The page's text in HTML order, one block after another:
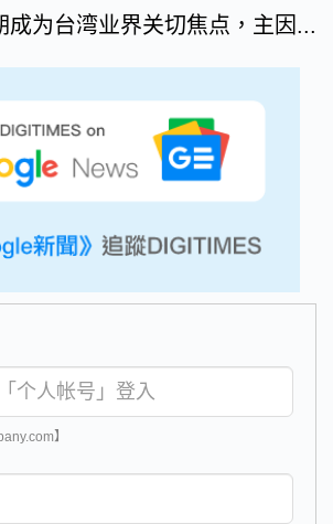
成为台湾业界关切焦点，主因...
】